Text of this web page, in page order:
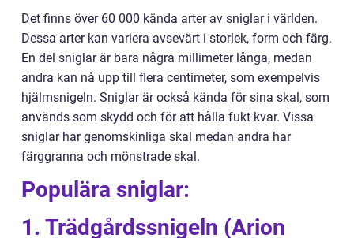
Det finns över 60 000 kända arter av sniglar i världen.
Dessa arter kan variera avsevärt i storlek, form och färg.
En del sniglar är bara några millimeter långa, medan
andra kan nå upp till flera centimeter, som exempelvis
hjälmsnigeln. Sniglar är också kända för sina skal, som
används som skydd och för att hålla fukt kvar. Vissa
sniglar har genomskinliga skal medan andra har
färggranna och mönstrade skal.
Populära sniglar:
1. Trädgårdssnigeln (Arion